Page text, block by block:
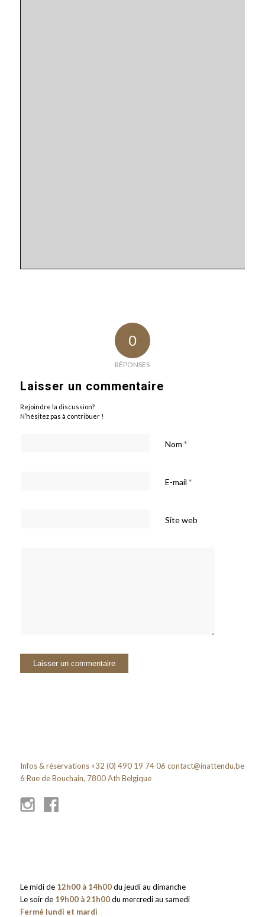
0
RÉPONSES
Laisser un commentaire
Rejoindre la discussion?
N’hésitez pas à contribuer !
Nom *
E-mail *
Site web
Infos & réservations +32 (0) 490 19 74 06 contact@inattendu.be
6 Rue de Bouchain, 7800 Ath Belgique
Le midi de 12h00 à 14h00du jeudi au dimanche
Le soir de 19h00 à 21h00du mercredi au samedi
Fermé lundi et mardi